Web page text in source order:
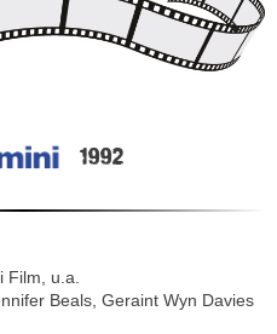
& Legenden (2025)
Tatorte
Keine Gutenachtgeschichte
1992
Film, u.a.
Beals, Geraint Wyn Davies